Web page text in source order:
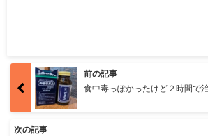
前の記事
食中毒っぽかったけど２時間で
次の記事